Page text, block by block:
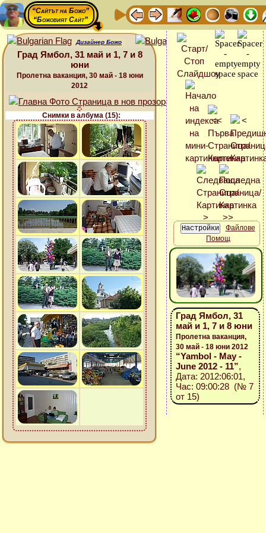
“Сайтът на Божо”
“Божовият Сайт”
Дизайнер Божо
Град Ямбол, 31 май и 1, 7 и 8
юни
Пролетна ваканция, 30 май - 18 юни
2012
Снимки в албума (15):
Файлове
Помощ
Град Ямбол, 31
май и 1, 7 и 8 юни
Пролетна ваканция,
30 май - 18 юни 2012
“Yambol - May -
June 2012 - 11”,
Дата: 2012:06:01,
Час: 09:00:28 (№ 7
от 15)